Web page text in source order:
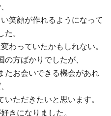
笑顔が作れるようになって
。
わっていたかもしれない。
方ばかりでしたが、
たお会いできる機会があれ
ただきたいと思います。
きになりました。